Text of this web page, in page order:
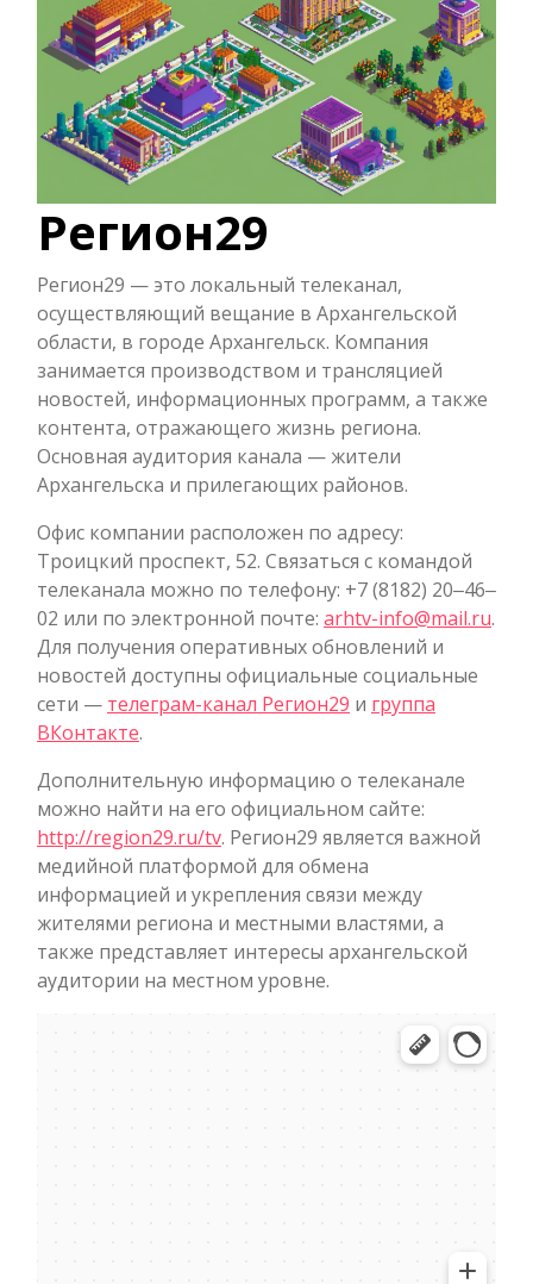
Регион29
Регион29 — это локальный телеканал,
осуществляющий вещание в Архангельской
области, в городе Архангельск. Компания
занимается производством и трансляцией
новостей, информационных программ, а также
контента, отражающего жизнь региона.
Основная аудитория канала — жители
Архангельска и прилегающих районов.
Офис компании расположен по адресу:
Троицкий проспект, 52. Связаться с командой
телеканала можно по телефону: +7 (8182) 20‒46‒
02 или по электронной почте: arhtv-info@mail.ru.
Для получения оперативных обновлений и
новостей доступны официальные социальные
сети — телеграм-канал Регион29 и группа
ВКонтакте.
Дополнительную информацию о телеканале
можно найти на его официальном сайте:
http://region29.ru/tv. Регион29 является важной
медийной платформой для обмена
информацией и укрепления связи между
жителями региона и местными властями, а
также представляет интересы архангельской
аудитории на местном уровне.